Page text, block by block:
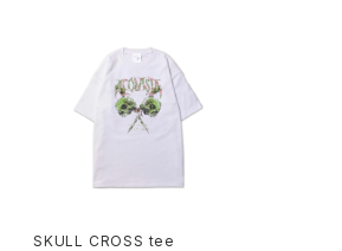
SKULL CROSS tee